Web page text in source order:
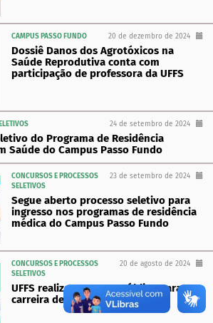
20 de dezembro de 2024
CAMPUS PASSO FUNDO
Dossiê Danos dos Agrotóxicos na
Saúde Reprodutiva conta com
participação de professora da UFFS
24 de setembro de 2024
do Programa de Residência
Saúde do Campus Passo Fundo
23 de setembro de 2024
CONCURSOS E PROCESSOS
SELETIVOS
Segue aberto processo seletivo para
ingresso nos programas de residência
médica do Campus Passo Fundo
20 de agosto de 2024
CONCURSOS E PROCESSOS
SELETIVOS
UFFS realiza concurso público para
carreira de magistério superior